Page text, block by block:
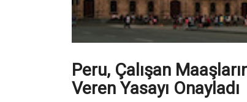
Peru, Çalışan
Veren Yasayı Onayladı